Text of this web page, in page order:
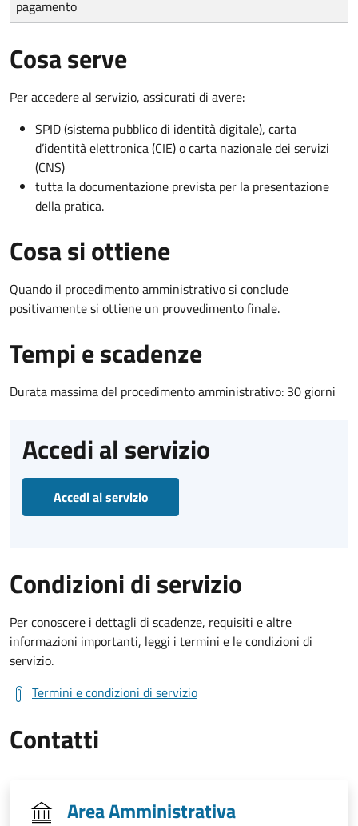
pagamento
Cosa serve
Per accedere al servizio, assicurati di avere:
SPID (sistema pubblico di identità digitale), carta
d’identità elettronica (CIE) o carta nazionale dei servizi
(CNS)
tutta la documentazione prevista per la presentazione
della pratica.
Cosa si ottiene
Quando il procedimento amministrativo si conclude
positivamente si ottiene un provvedimento finale.
Tempi e scadenze
Durata massima del procedimento amministrativo: 30 giorni
Accedi al servizio
Accedi al servizio
Condizioni di servizio
Per conoscere i dettagli di scadenze, requisiti e altre
informazioni importanti, leggi i termini e le condizioni di
servizio.
Termini e condizioni di servizio
Contatti
Area Amministrativa